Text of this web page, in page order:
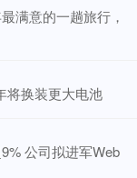
满意的一趟旅行，
将换装更大电池
公司拟进军Web